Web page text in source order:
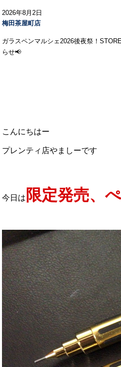
2026年8月2日
梅田茶屋町店
ガラスペンマルシェ2026後夜祭！
らせ📢
こんにちはー
プレンティ店やましーです
今日は 限定発売、